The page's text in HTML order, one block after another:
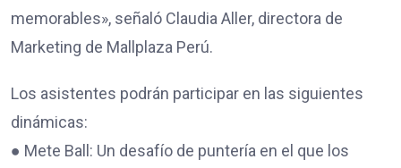
memorables», señaló Claudia Aller, directora de
Marketing de Mallplaza Perú.
Los asistentes podrán participar en las siguientes
dinámicas:
● Mete Ball: Un desafío de puntería en el que los